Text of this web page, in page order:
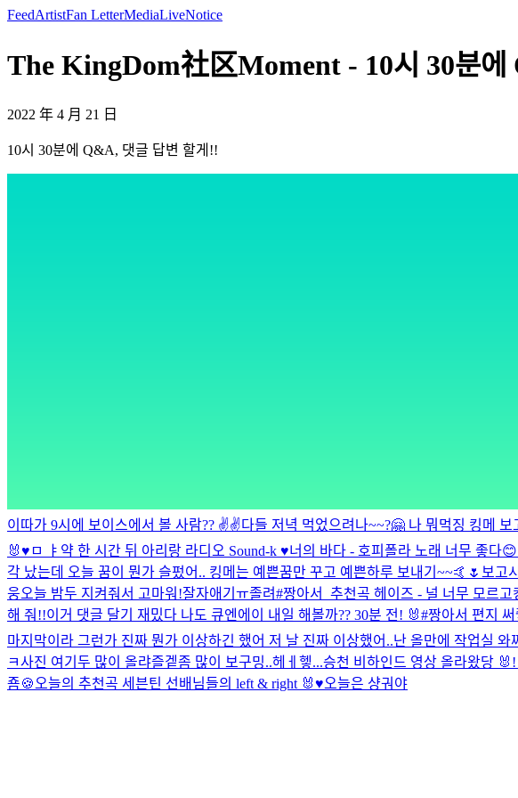
FeedArtistFan LetterMediaLiveNotice
The KingDom社区Moment - 10시 30분에
2022 年 4 月 21 日
10시 30분에 Q&A, 댓글 답변 할게!!
이따가 9시에 보이스에서 볼 사람?? ✌️✌️다들 저녁 먹었으려나~~?🤗 나 뭐먹징 킹메 보
🐰♥ ㅁ ㅑ 약 한 시간 뒤 아리랑 라디오 Sound-k ♥️너의 바다 - 호피폴라 노래 너무 좋다
각 났는데 오늘 꿈이 뭔가 슬펐어.. 킹메는 예쁜꿈만 꾸고 예쁜하루 보내기~~🤙🌷 보고
웅오늘 밤두 지켜줘서 고마워!잘자애기ㅠ졸려#짱아서_추천곡 헤이즈 - 널 너무 모르고
해 줘!!이거 댓글 달기 재밌다 나도 큐엔에이 내일 해볼까?? 30분 전! 🐰#짱아서 편지 써
마지막이라 그런가 진짜 뭔가 이상하긴 했어 저 날 진짜 이상했어..난 올만에 작업실 와
ㅋ사진 여기두 많이 올랴즐겥좀 많이 보구밍..헤ㅔ헿...승천 비하인드 영상 올라왔당 🐰!
죰🍪 오늘의 추천곡 세븐틴 선배님들의 left & right 🐰♥️오늘은 샹궈야